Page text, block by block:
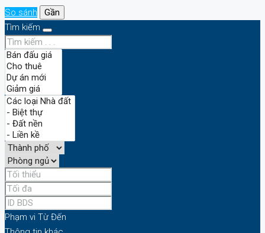
So sánh
Gần
Tìm kiếm
Phạm vi Từ Đến